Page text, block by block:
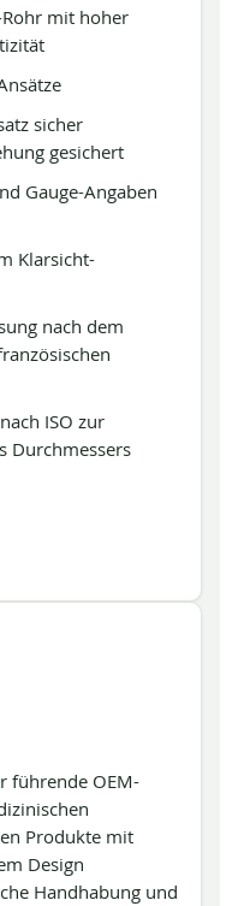
mit hoher
sicher
gesichert
Gauge-Angaben
Klarsicht-
nach dem
ISO zur
Durchmessers
führende OEM-
Produkte mit
Design
Handhabung und